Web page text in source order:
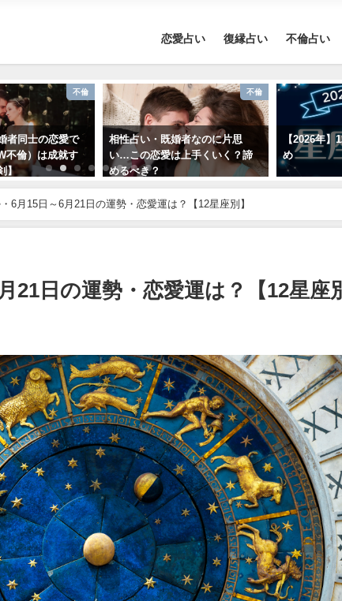
恋愛占い 復縁占い 不倫占い
不倫
者同士の恋愛で
不倫）は成就す
】
不倫
相性占い・既婚者なのに片思
い…この恋愛は上手くいく？諦
めるべき？
【2026年】
め
6月15日～6月21日の運勢・恋愛運は？【12星座別】
21日の運勢・恋愛運は？【12星座